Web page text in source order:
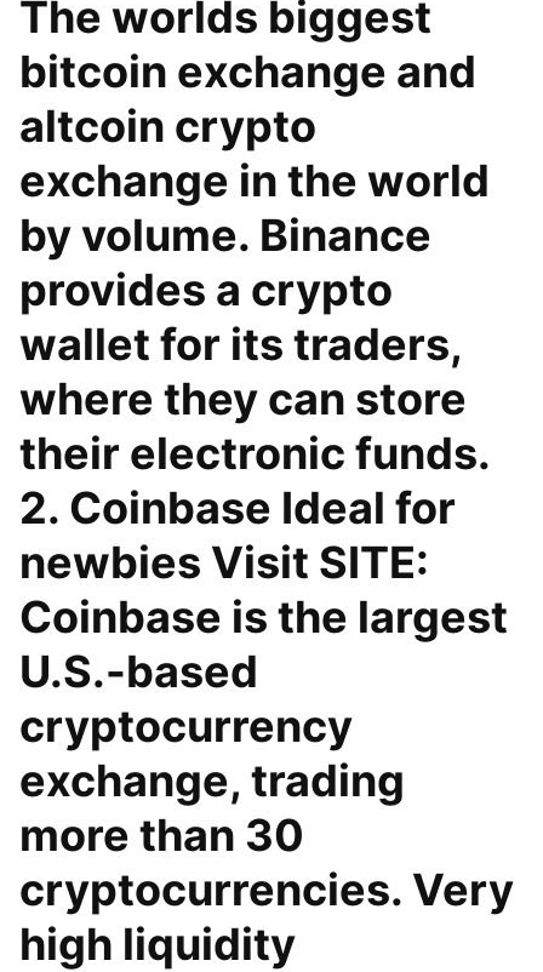
The worlds biggest
bitcoin exchange and
altcoin crypto
exchange in the world
by volume. Binance
provides a crypto
wallet for its traders,
where they can store
their electronic funds.
2. Coinbase Ideal for
newbies Visit SITE:
Coinbase is the largest
U.S.-based
cryptocurrency
exchange, trading
more than 30
cryptocurrencies. Very
high liquidity